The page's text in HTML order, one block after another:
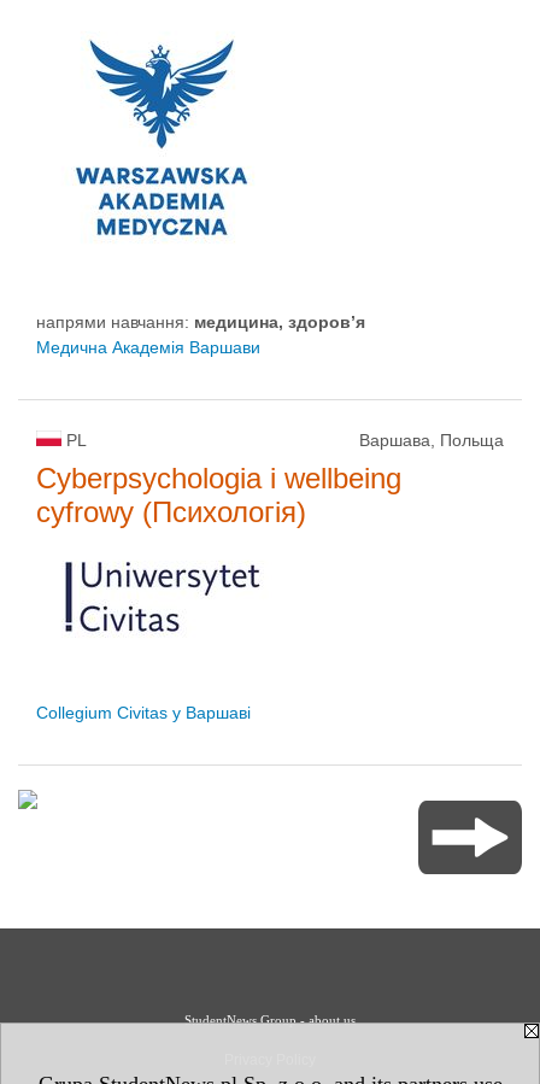
напрями навчання: медицина, здоров’я
Медична Академія Варшави
PL Варшава, Польща
Cyberpsychologia i wellbeing
cyfrowy (Психологія)
Collegium Civitas у Варшаві
StudentNews Group - about us